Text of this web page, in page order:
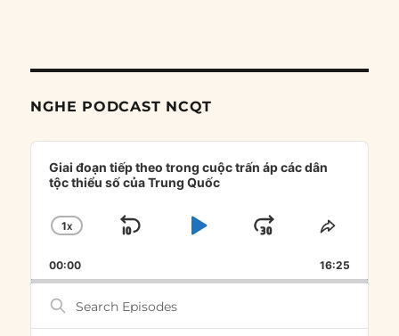
NGHE PODCAST NCQT
Audio
Player
Giai đoạn tiếp theo trong cuộc trấn áp các dân
tộc thiểu số của Trung Quốc
CHANGE
RATE
1X
SKIP
PLAYJUMP
FORWARD
SHARE
00:00 16:25
Search
Episodes